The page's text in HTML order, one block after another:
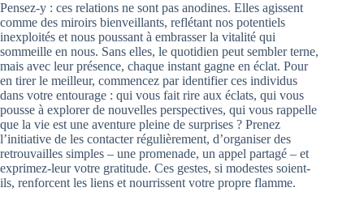
Pensez-y : ces relations ne sont pas anodines. Elles agissent
comme des miroirs bienveillants, reflétant nos potentiels
inexploités et nous poussant à embrasser la vitalité qui
sommeille en nous. Sans elles, le quotidien peut sembler terne,
mais avec leur présence, chaque instant gagne en éclat. Pour
en tirer le meilleur, commencez par identifier ces individus
dans votre entourage : qui vous fait rire aux éclats, qui vous
pousse à explorer de nouvelles perspectives, qui vous rappelle
que la vie est une aventure pleine de surprises ? Prenez
l’initiative de les contacter régulièrement, d’organiser des
retrouvailles simples – une promenade, un appel partagé – et
exprimez-leur votre gratitude. Ces gestes, si modestes soient-
ils, renforcent les liens et nourrissent votre propre flamme.